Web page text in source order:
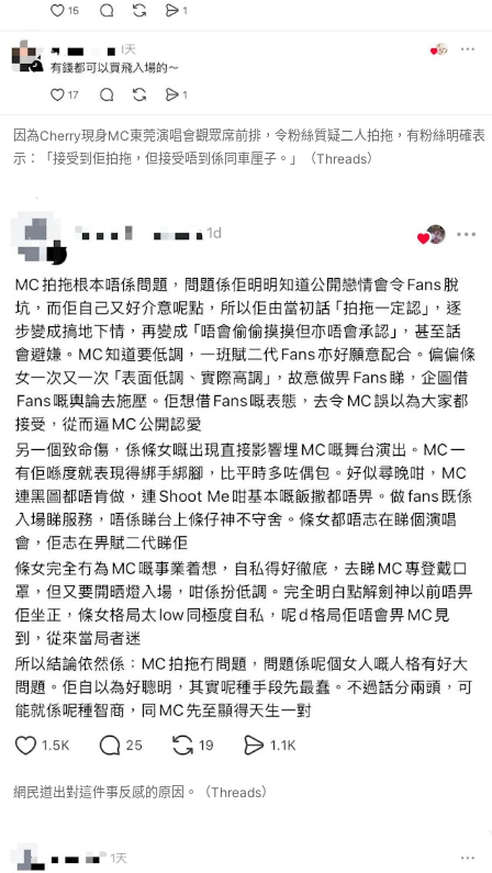
因為Cherry現身MC東莞演唱會觀眾席前排，令粉絲質疑二人拍拖，有粉絲明確表
示：「接受到佢拍拖，但接受唔到係同車厘子。」（Threads）
網民道出對這件事反感的原因。（Threads）